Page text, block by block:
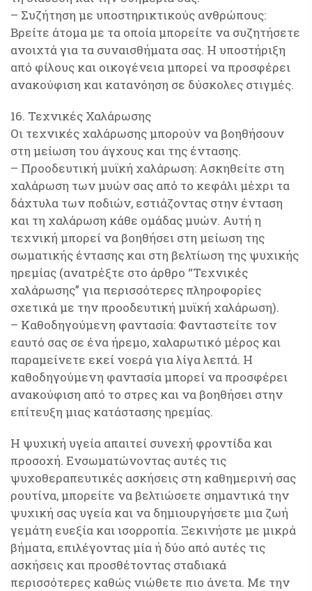
– Συζήτηση με υποστηρικτικούς ανθρώπους:
Βρείτε άτομα με τα οποία μπορείτε να συζητήσετε
ανοιχτά για τα συναισθήματα σας. Η υποστήριξη
από φίλους και οικογένεια μπορεί να προσφέρει
ανακούφιση και κατανόηση σε δύσκολες στιγμές.
16. Τεχνικές Χαλάρωσης
Οι τεχνικές χαλάρωσης μπορούν να βοηθήσουν
στη μείωση του άγχους και της έντασης.
– Προοδευτική μυϊκή χαλάρωση: Ασκηθείτε στη
χαλάρωση των μυών σας από το κεφάλι μέχρι τα
δάχτυλα των ποδιών, εστιάζοντας στην ένταση
και τη χαλάρωση κάθε ομάδας μυών. Αυτή η
τεχνική μπορεί να βοηθήσει στη μείωση της
σωματικής έντασης και στη βελτίωση της ψυχικής
ηρεμίας (ανατρέξτε στο άρθρο “Τεχνικές
χαλάρωσης” για περισσότερες πληροφορίες
σχετικά με την προοδευτική μυϊκή χαλάρωση).
– Καθοδηγούμενη φαντασία: Φανταστείτε τον
εαυτό σας σε ένα ήρεμο, χαλαρωτικό μέρος και
παραμείνετε εκεί νοερά για λίγα λεπτά. Η
καθοδηγούμενη φαντασία μπορεί να προσφέρει
ανακούφιση από το στρες και να βοηθήσει στην
επίτευξη μιας κατάστασης ηρεμίας.
Η ψυχική υγεία απαιτεί συνεχή φροντίδα και
προσοχή. Ενσωματώνοντας αυτές τις
ψυχοθεραπευτικές ασκήσεις στη καθημερινή σας
ρουτίνα, μπορείτε να βελτιώσετε σημαντικά την
ψυχική σας υγεία και να δημιουργήσετε μια ζωή
γεμάτη ευεξία και ισορροπία. Ξεκινήστε με μικρά
βήματα, επιλέγοντας μία ή δύο από αυτές τις
ασκήσεις και προσθέτοντας σταδιακά
περισσότερες καθώς νιώθετε πιο άνετα. Με την